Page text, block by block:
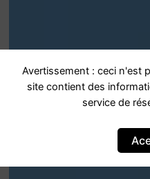
Avertissement : ceci n'est
site contient des
service de